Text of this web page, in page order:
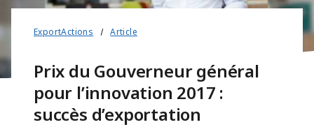
ExportActions Article
Prix du Gouverneur général
pour l’innovation 2017 :
succès d’exportation